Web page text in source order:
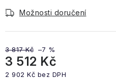
Možnosti doručení
3 817 Kč –7 %
3 512 Kč
2 902 Kč bez DPH